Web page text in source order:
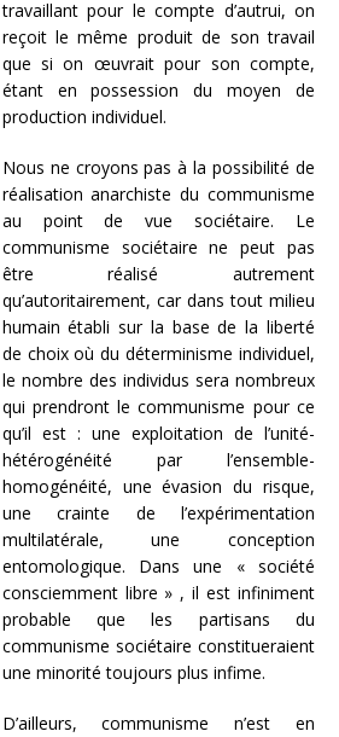
travaillant pour le compte d’autrui, on
reçoit le même produit de son travail
que si on œuvrait pour son compte,
étant en possession du moyen de
production individuel.
Nous ne croyons pas à la possibilité de
réalisation anarchiste du communisme
au point de vue sociétaire. Le
communisme sociétaire ne peut pas
être réalisé autrement
qu’autoritairement, car dans tout milieu
humain établi sur la base de la liberté
de choix où du déterminisme individuel,
le nombre des individus sera nombreux
qui prendront le communisme pour ce
qu’il est : une exploitation de l’unité-
hétérogénéité par l’ensemble-
homogénéité, une évasion du risque,
une crainte de l’expérimentation
multilatérale, une conception
entomologique. Dans une « société
consciemment libre » , il est infiniment
probable que les partisans du
communisme sociétaire constitueraient
une minorité toujours plus infime.
D’ailleurs, communisme n’est en